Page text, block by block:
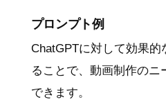
プロンプト例
ChatGPTに対して効果
ることで、動画制作のニ
できます。